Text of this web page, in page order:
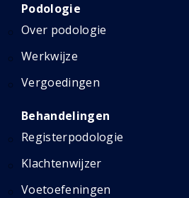
Podologie
Over podologie
Werkwijze
Vergoedingen
Behandelingen
Registerpodologie
Klachtenwijzer
Voetoefeningen